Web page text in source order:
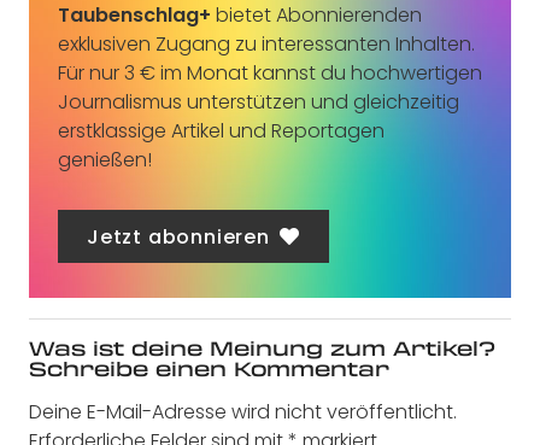
Taubenschlag+ bietet Abonnierenden
exklusiven Zugang zu interessanten Inhalten.
Für nur 3 € im Monat kannst du hochwertigen
Journalismus unterstützen und gleichzeitig
erstklassige Artikel und Reportagen
genießen!
Jetzt abonnieren
Was ist deine Meinung zum Artikel?
Schreibe einen Kommentar
Deine E-Mail-Adresse wird nicht veröffentlicht.